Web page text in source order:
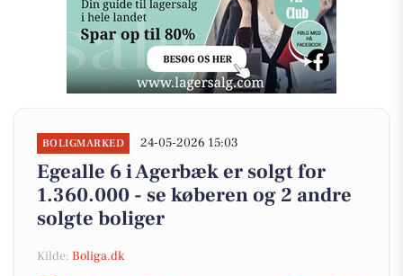
BOLIGMARKED 24-05-2026 15:03
Egealle 6 i Agerbæk er solgt for
1.360.000 - se køberen og 2 andre
solgte boliger
Kilde: Boliga.dk